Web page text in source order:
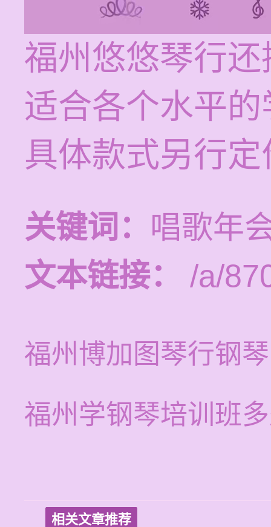
福州悠悠琴行
适合各个水平
具体款式另行定
关键词： 唱歌年
文本链接：
/a/
福州博加图琴行钢琴
福州学钢琴培训班
相关文章推荐